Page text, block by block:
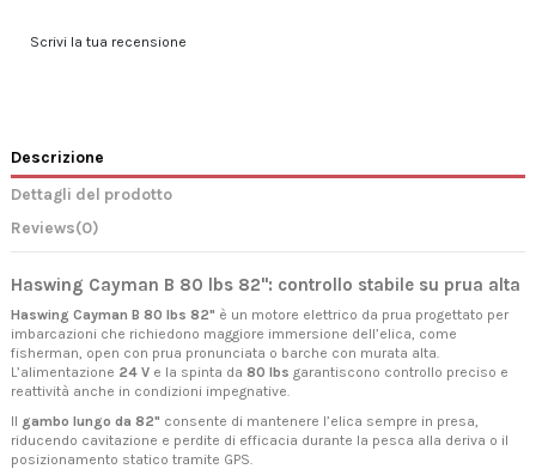
Scrivi la tua recensione
Descrizione
Dettagli del prodotto
Reviews(0)
Haswing Cayman B 80 lbs 82": controllo stabile su prua alta
Haswing Cayman B 80 lbs 82" è un motore elettrico da prua progettato per
imbarcazioni che richiedono maggiore immersione dell’elica, come
fisherman, open con prua pronunciata o barche con murata alta.
L’alimentazione 24 V e la spinta da 80 lbs garantiscono controllo preciso e
reattività anche in condizioni impegnative.
Il gambo lungo da 82" consente di mantenere l’elica sempre in presa,
riducendo cavitazione e perdite di efficacia durante la pesca alla deriva o il
posizionamento statico tramite GPS.